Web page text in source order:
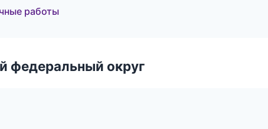
работы
федеральный округ